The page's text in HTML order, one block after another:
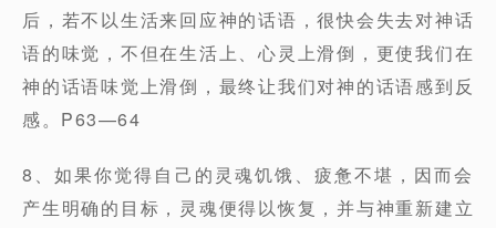
后，若不以生活来回应神的话语，很快会失去对神话
语的味觉，不但在生活上、心灵上滑倒，更使我们在
神的话语味觉上滑倒，最终让我们对神的话语感到反
感。P63—64
8、如果你觉得自己的灵魂饥饿、疲惫不堪，因而会
产生明确的目标，灵魂便得以恢复，并与神重新建立